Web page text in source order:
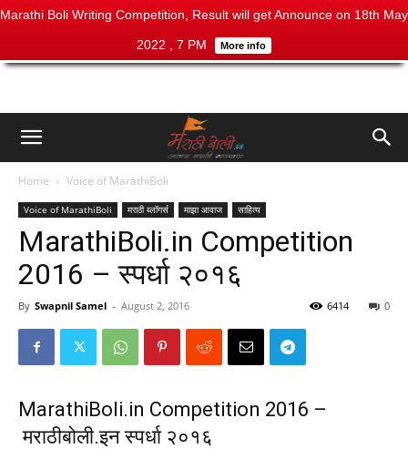
Marathi Boli Writing Competition, Result will get Announce on 18th May
2022 , 7 PM More info
Home Voice of MarathiBoli
Voice of MarathiBoli मराठी ब्लॉगर्स माझा आवाज साहित्य
MarathiBoli.in Competition
2016 – स्पर्धा २०१६
By Swapnil Samel - August 2, 2016 0
6414
MarathiBoli.in Competition 2016 –
मराठीबोली.इन स्पर्धा २०१६